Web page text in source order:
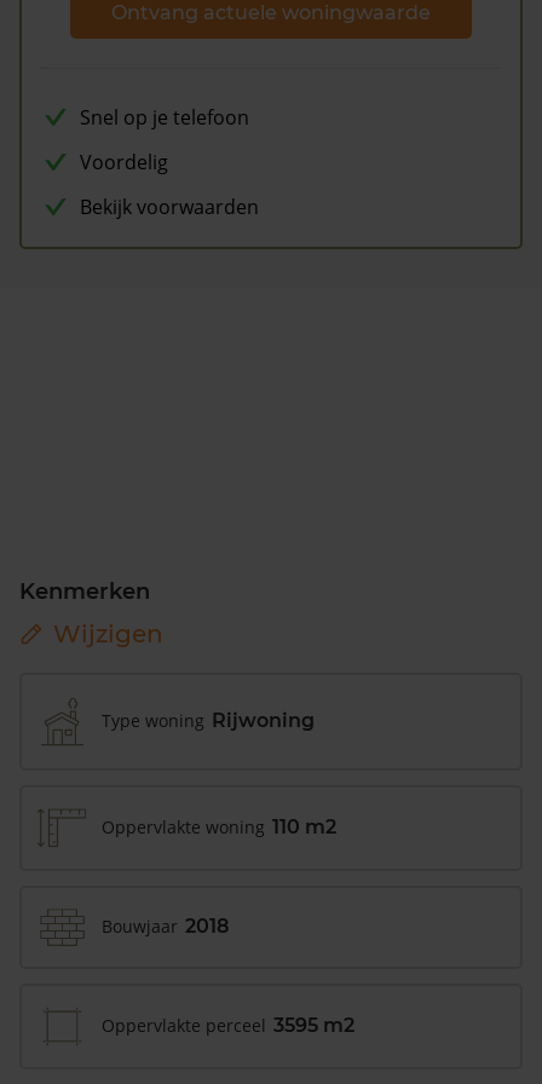
Ontvang actuele woningwaarde
Snel op je telefoon
Voordelig
Bekijk voorwaarden
Kenmerken
Wijzigen
Type woning Rijwoning
Oppervlakte woning 110 m2
Bouwjaar 2018
Oppervlakte perceel 3595 m2